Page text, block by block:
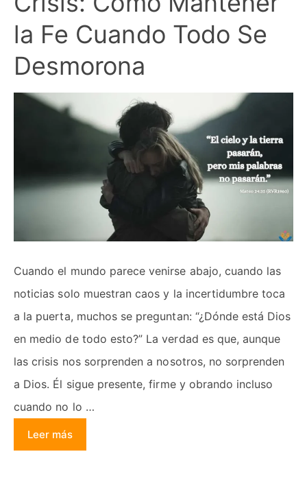
la Fe Cuando Todo Se
Desmorona
Cuando el mundo parece venirse abajo, cuando las
noticias solo muestran caos y la incertidumbre toca
a la puerta, muchos se preguntan: “¿Dónde está Dios
en medio de todo esto?” La verdad es que, aunque
las crisis nos sorprenden a nosotros, no sorprenden
a Dios. Él sigue presente, firme y obrando incluso
cuando no lo …
Leer más